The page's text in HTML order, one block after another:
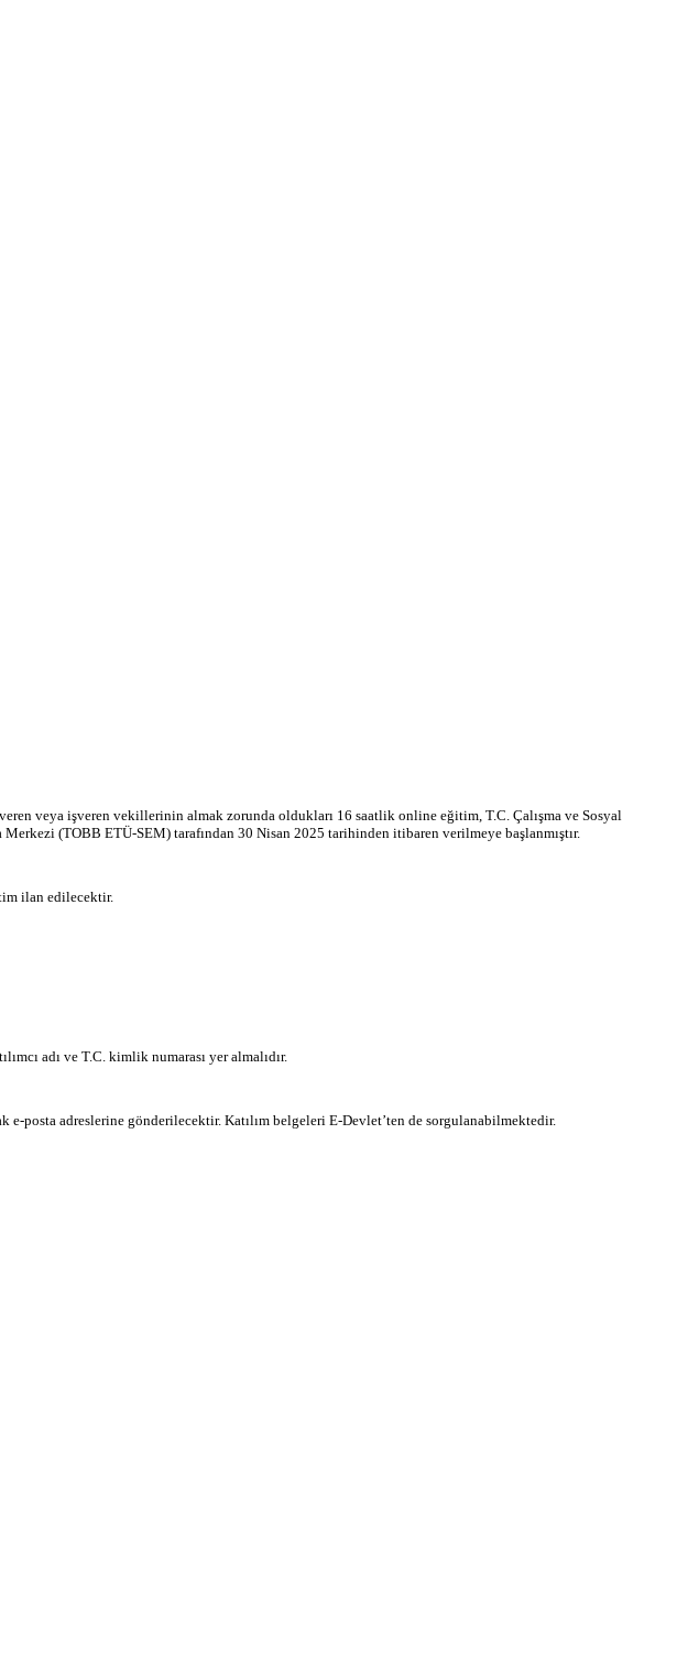
veya işveren vekillerinin almak zorunda oldukları 16 saatlik online eğitim, T.C. Çalışma ve Sosyal
(TOBB ETÜ-SEM) tarafından 30 Nisan 2025 tarihinden itibaren verilmeye başlanmıştır.
ilan edilecektir.
adı ve T.C. kimlik numarası yer almalıdır.
e-posta adreslerine gönderilecektir. Katılım belgeleri E-Devlet’ten de sorgulanabilmektedir.